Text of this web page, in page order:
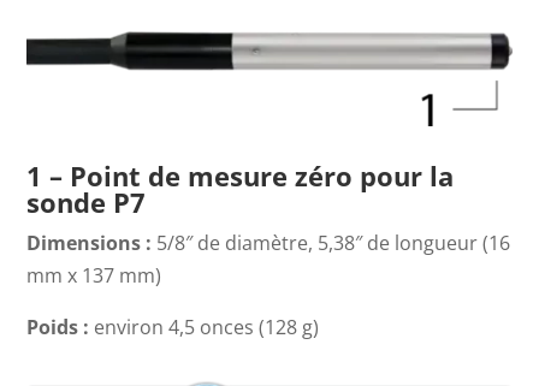
1 – Point de mesure zéro pour la
sonde P7
Dimensions : 5/8″ de diamètre, 5,38″ de longueur (16
mm x 137 mm)
Poids : environ 4,5 onces (128 g)